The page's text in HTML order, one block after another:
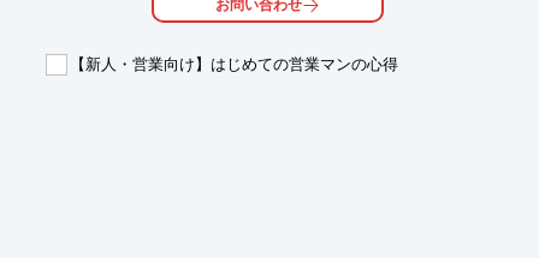
【アプローチ】
お問い合わせ
【新人・営業向け】はじめての営業マンの心得